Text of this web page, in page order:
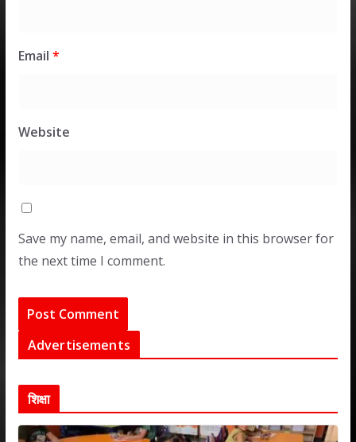
Email *
Website
Save my name, email, and website in this browser for
the next time I comment.
Advertisements
शिक्षा